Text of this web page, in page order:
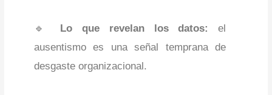
🔹 Lo que revelan los datos:
el
ausentismo es una señal temprana de
desgaste organizacional.